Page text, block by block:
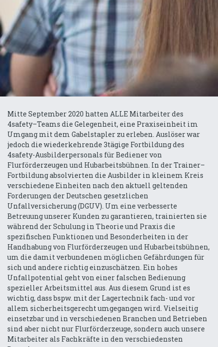
Mitte September 2020 hatten ALLE Mitarbeiter des
4safety–Teams die Gelegenheit, eine Praxiseinheit im
Umgang mit dem Gabelstapler zu erleben. Auslöser war
jedoch die wiederkehrende 3tägige Fortbildung des
4safety-Ausbilderpersonals für Bediener von
Flurförderzeugen und Hubarbeitsbühnen. In der Trainer–
Fortbildung absolvierten die Ausbilder in kleinem Kreis
verschiedene Einheiten nach den aktuell geltenden
Forderungen der Deutschen gesetzlichen
Unfallversicherung (DGUV). Um eine verbesserte
Betreuung unserer Kunden zu garantieren, trainierten sie
während der Schulung in Theorie und Praxis die
spezifischen Funktionen und Besonderheiten in der
Handhabung von Flurförderzeugen und Hubarbeitsbühnen,
um die damit verbundenen möglichen Gefährdungen für
sich und andere richtig einzuschätzen. Ein hohes
Unfallpotential geht von einer falschen Bedienung
spezieller Arbeitsmittel aus. Aus diesem Grund ist es
wichtig, dass bspw. mit der Lagertechnik fach- und vor
allem sicherheitsgerecht umgegangen wird. Vielseitig
einsetzbar und in verschiedenen Branchen und Betrieben
sind aber nicht nur Flurförderzeuge, sondern auch unsere
Mitarbeiter als Fachkräfte in den verschiedensten